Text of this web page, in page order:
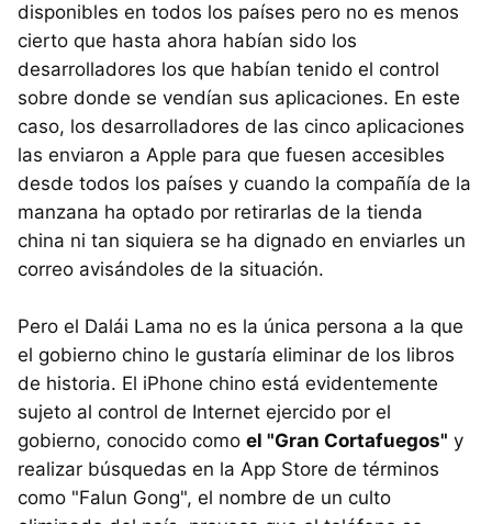
disponibles en todos los países pero no es menos
cierto que hasta ahora habían sido los
desarrolladores los que habían tenido el control
sobre donde se vendían sus aplicaciones. En este
caso, los desarrolladores de las cinco aplicaciones
las enviaron a Apple para que fuesen accesibles
desde todos los países y cuando la compañía de la
manzana ha optado por retirarlas de la tienda
china ni tan siquiera se ha dignado en enviarles un
correo avisándoles de la situación.
Pero el Dalái Lama no es la única persona a la que
el gobierno chino le gustaría eliminar de los libros
de historia. El iPhone chino está evidentemente
sujeto al control de Internet ejercido por el
gobierno, conocido como el "Gran Cortafuegos" y
realizar búsquedas en la App Store de términos
como "Falun Gong", el nombre de un culto